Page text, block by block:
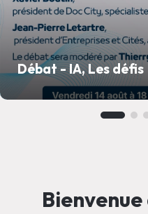
Débat - IA, Les défis